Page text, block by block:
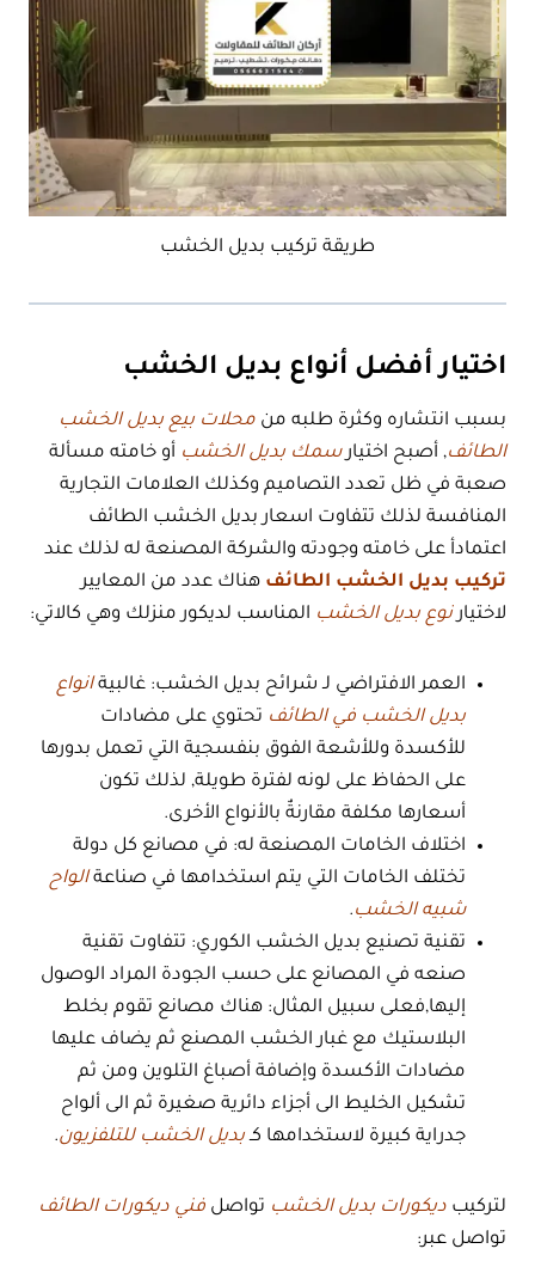
طريقة تركيب بديل الخشب
اختيار أفضل أنواع بديل الخشب
بسبب انتشاره وكثرة طلبه من محلات بيع بديل الخشب
الطائف, أصبح اختيارسمك بديل الخشب أو خامته مسألة
صعبة في ظل تعدد التصاميم وكذلك العلامات التجارية
المنافسة لذلك تتفاوت اسعار بديل الخشب الطائف
اعتمادأ على خامته وجودته والشركة المصنعة له لذلك عند
تركيب بديل الخشب الطائف هناك عدد من المعايير
لاختيارنوع بديل الخشب المناسب لديكور منزلك وهي كالاتي:
العمر الافتراضي لـ شرائح بديل الخشب: غالبيةانواع
بديل الخشب في الطائف تحتوي على مضادات
للأكسدة وللأشعة الفوق بنفسجية التي تعمل بدورها
على الحفاظ على لونه لفترة طويلة, لذلك تكون
أسعارها مكلفة مقارنةٌ بالأنواع الأخرى.
اختلاف الخامات المصنعة له: في مصانع كل دولة
تختلف الخامات التي يتم استخدامها في صناعةالواح
شبيه الخشب.
تقنية تصنيع بديل الخشب الكوري: تتفاوت تقنية
صنعه في المصانع على حسب الجودة المراد الوصول
إليها,فعلى سبيل المثال: هناك مصانع تقوم بخلط
البلاستيك مع غبار الخشب المصنع ثم يضاف عليها
مضادات الأكسدة وإضافة أصباغ التلوين ومن ثم
تشكيل الخليط الى أجزاء دائرية صغيرة ثم الى ألواح
جدراية كبيرة لاستخدامها كـبديل الخشب للتلفزيون.
لتركيب ديكورات بديل الخشب تواصل فني ديكورات الطائف
تواصل عبر: